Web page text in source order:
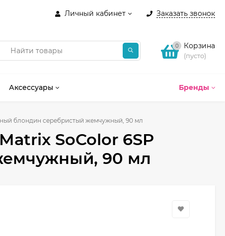
Личный кабинет Заказать звонок
0 Корзина
(пусто)
Бренды
Аксессуары
блондин серебристый жемчужный, 90 мл
SoColor 6SP
90 мл